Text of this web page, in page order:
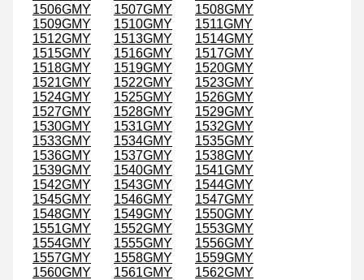
1506GMY
1507GMY
1508GMY
1509GMY
1510GMY
1511GMY
1512GMY
1513GMY
1514GMY
1515GMY
1516GMY
1517GMY
1518GMY
1519GMY
1520GMY
1521GMY
1522GMY
1523GMY
1524GMY
1525GMY
1526GMY
1527GMY
1528GMY
1529GMY
1530GMY
1531GMY
1532GMY
1533GMY
1534GMY
1535GMY
1536GMY
1537GMY
1538GMY
1539GMY
1540GMY
1541GMY
1542GMY
1543GMY
1544GMY
1545GMY
1546GMY
1547GMY
1548GMY
1549GMY
1550GMY
1551GMY
1552GMY
1553GMY
1554GMY
1555GMY
1556GMY
1557GMY
1558GMY
1559GMY
1560GMY
1561GMY
1562GMY